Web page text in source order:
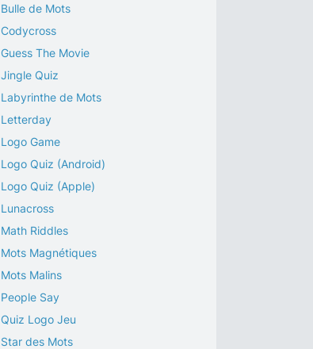
Bulle de Mots
Codycross
Guess The Movie
Jingle Quiz
Labyrinthe de Mots
Letterday
Logo Game
Logo Quiz (Android)
Logo Quiz (Apple)
Lunacross
Math Riddles
Mots Magnétiques
Mots Malins
People Say
Quiz Logo Jeu
Star des Mots